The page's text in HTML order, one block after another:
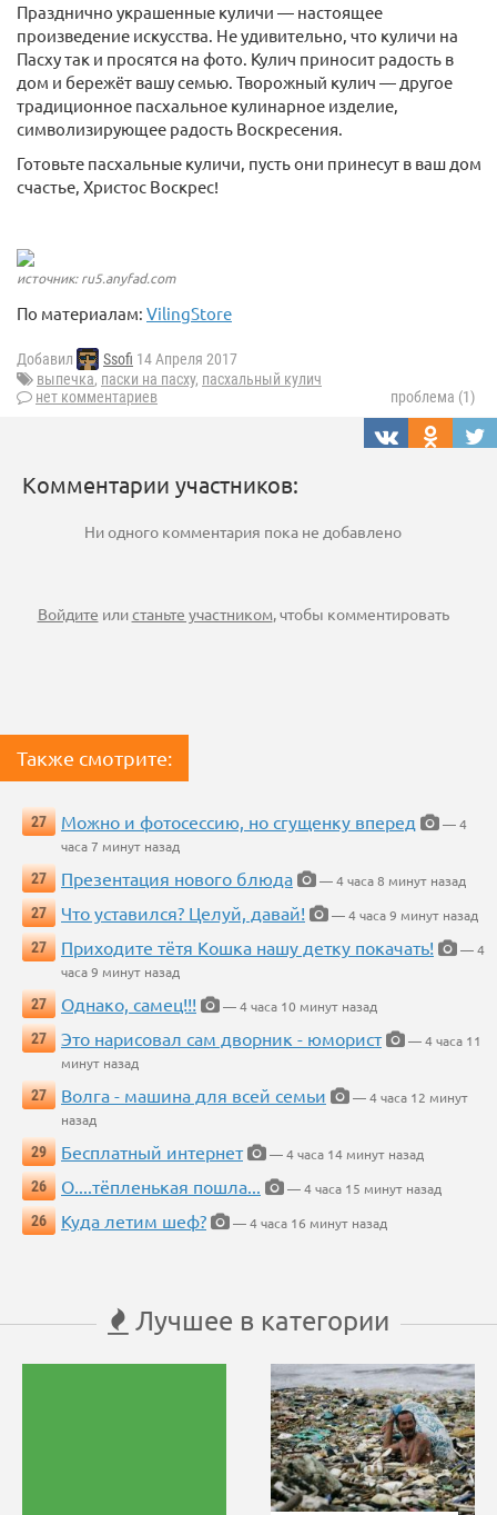
Празднично украшенные куличи — настоящее
произведение искусства. Не удивительно, что куличи на
Пасху так и просятся на фото. Кулич приносит радость в
дом и бережёт вашу семью. Творожный кулич — другое
традиционное пасхальное кулинарное изделие,
символизирующее радость Воскресения.
Готовьте пасхальные куличи, пусть они принесут в ваш дом
счастье, Христос Воскрес!
источник: ru5.anyfad.com
По материалам: VilingStore
Добавил Ssofi 14 Апреля 2017
выпечка, паски на пасху, пасхальный кулич
нет комментариев
проблема (1)
Комментарии участников:
Ни одного комментария пока не добавлено
Войдите илистаньте участником, чтобы комментировать
Также смотрите:
27 Можно и фотосессию, но сгущенку вперед
— 4
часа 7 минут назад
27
Презентация нового блюда
— 4 часа 8 минут назад
27
Что уставился? Целуй, давай!
— 4 часа 9 минут назад
27
Приходите тётя Кошка нашу детку покачать!
— 4
часа 9 минут назад
27
Однако, самец!!!
— 4 часа 10 минут назад
27
Это нарисовал сам дворник - юморист
— 4 часа 11
минут назад
27
Волга - машина для всей семьи
— 4 часа 12 минут
назад
29
Бесплатный интернет
— 4 часа 14 минут назад
26
О....тёпленькая пошла...
— 4 часа 15 минут назад
26
Куда летим шеф? — 4 часа 16 минут назад
Лучшее в категории